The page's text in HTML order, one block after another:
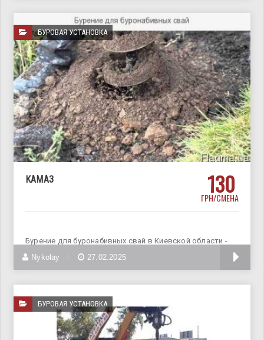
БУРОВАЯ УСТАНОВКА
КАМАЗ 130
ГРН/СМЕНА
Бурение для буронабивных свай в Киевской области -
диаметр скважин
Nykolay 27.02.2025
БУРОВАЯ УСТАНОВКА